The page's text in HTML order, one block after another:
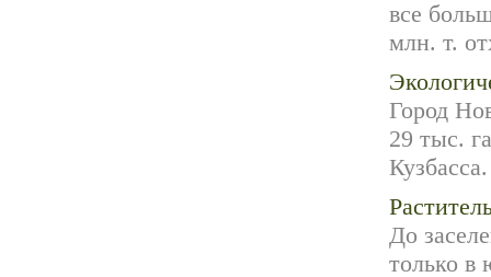
все
млн. т.
Город
29 тыс.
До
только в